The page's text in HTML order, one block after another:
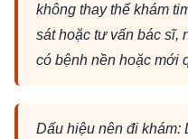
không thay thế khám
sát hoặc tư vấn bác sĩ,
có bệnh nền hoặc mới
Dấu hiệu nên đi khám: